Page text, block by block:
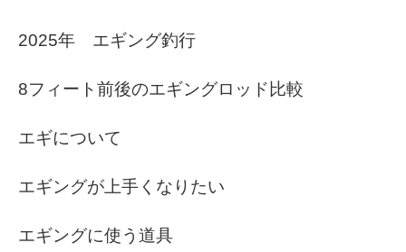
2025年 エギング釣行
8フィート前後のエギングロッド比較
エギについて
エギングが上手くなりたい
エギングに使う道具